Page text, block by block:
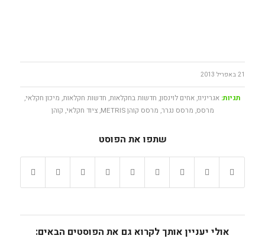
21 באפריל 2013
תגיות: אגריניוז,אחים לוינסון, חדשות בחקלאות, חדשות חקלאות, מיכון חקלאי,
מרסס, מרסס נגרר, מרסס קוהן METRIS ,ציוד חקלאי, קוהן
שתפו את הפוסט
אולי יעניין אותך לקרוא גם את הפוסטים הבאים: